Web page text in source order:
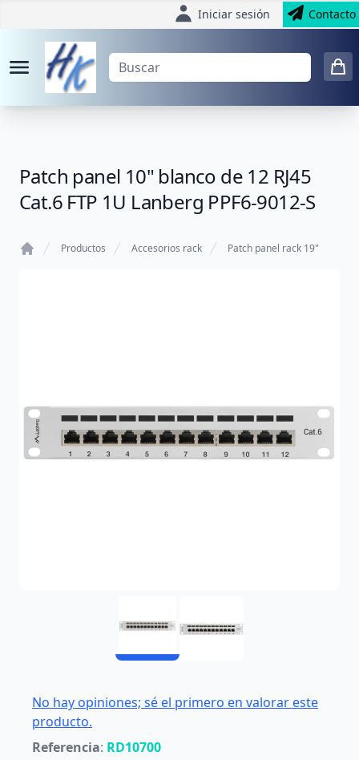
Iniciar sesión Contacto
Patch panel 10" blanco de 12 RJ45
Cat.6 FTP 1U Lanberg PPF6-9012-S
Productos Accesorios rack Patch panel rack 19"
No hay opiniones; sé el primero en valorar este
producto.
Referencia: RD10700